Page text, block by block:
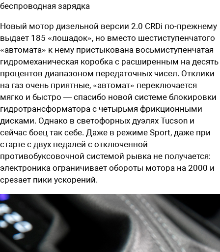
беспроводная зарядка
Новый мотор дизельной версии 2.0 CRDi по-прежнему
выдает 185 «лошадок», но вместо шестиступенчатого
«автомата» к нему пристыкована восьмиступенчатая
гидромеханическая коробка с расширенным на десять
процентов диапазоном передаточных чисел. Отклики
на газ очень приятные, «автомат» переключается
мягко и быстро — спасибо новой системе блокировки
гидротрансформатора с четырьмя фрикционными
дисками. Однако в светофорных дуэлях Tucson и
сейчас боец так себе. Даже в режиме Sport, даже при
старте с двух педалей с отключенной
противобуксовочной системой рывка не получается:
электроника ограничивает обороты мотора на 2000 и
срезает пики ускорений.